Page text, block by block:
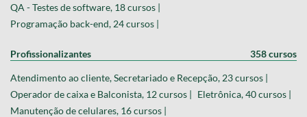
QA - Testes de software, 18 cursos |
Programação back-end, 24 cursos |
Profissionalizantes 358 cursos
Atendimento ao cliente, Secretariado e Recepção, 23 cursos |
Operador de caixa e Balconista, 12 cursos | Eletrônica, 40 cursos |
Manutenção de celulares, 16 cursos |